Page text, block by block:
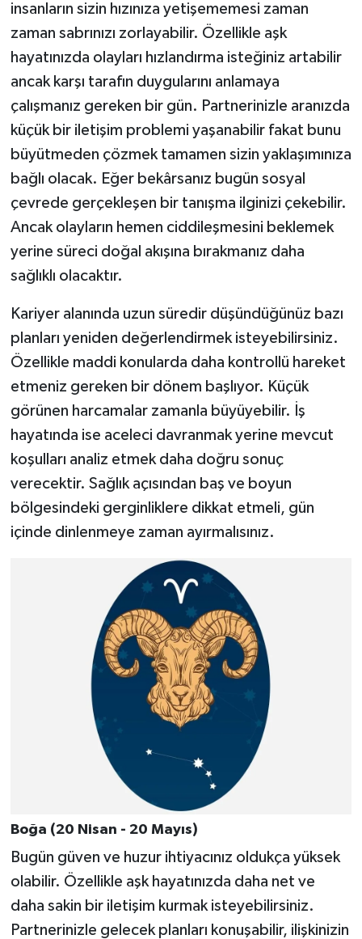
insanların sizin hızınıza yetişememesi zaman
zaman sabrınızı zorlayabilir. Özellikle aşk
hayatınızda olayları hızlandırma isteğiniz artabilir
ancak karşı tarafın duygularını anlamaya
çalışmanız gereken bir gün. Partnerinizle aranızda
küçük bir iletişim problemi yaşanabilir fakat bunu
büyütmeden çözmek tamamen sizin yaklaşımınıza
bağlı olacak. Eğer bekârsanız bugün sosyal
çevrede gerçekleşen bir tanışma ilginizi çekebilir.
Ancak olayların hemen ciddileşmesini beklemek
yerine süreci doğal akışına bırakmanız daha
sağlıklı olacaktır.
Kariyer alanında uzun süredir düşündüğünüz bazı
planları yeniden değerlendirmek isteyebilirsiniz.
Özellikle maddi konularda daha kontrollü hareket
etmeniz gereken bir dönem başlıyor. Küçük
görünen harcamalar zamanla büyüyebilir. İş
hayatında ise aceleci davranmak yerine mevcut
koşulları analiz etmek daha doğru sonuç
verecektir. Sağlık açısından baş ve boyun
bölgesindeki gerginliklere dikkat etmeli, gün
içinde dinlenmeye zaman ayırmalısınız.
Boğa (20 Nisan - 20 Mayıs)
Bugün güven ve huzur ihtiyacınız oldukça yüksek
olabilir. Özellikle aşk hayatınızda daha net ve
daha sakin bir iletişim kurmak isteyebilirsiniz.
Partnerinizle gelecek planları konuşabilir, ilişkinizin